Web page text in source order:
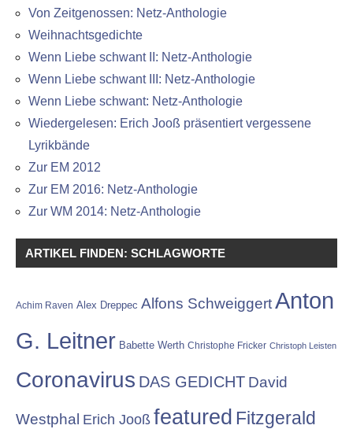
Von Zeitgenossen: Netz-Anthologie
Weihnachtsgedichte
Wenn Liebe schwant II: Netz-Anthologie
Wenn Liebe schwant III: Netz-Anthologie
Wenn Liebe schwant: Netz-Anthologie
Wiedergelesen: Erich Jooß präsentiert vergessene
Lyrikbände
Zur EM 2012
Zur EM 2016: Netz-Anthologie
Zur WM 2014: Netz-Anthologie
ARTIKEL FINDEN: SCHLAGWORTE
Achim Raven Alex Dreppec Alfons SchweiggertAnton
G. Leitner Babette Werth Christophe Fricker Christoph Leisten
Coronavirus DAS GEDICHT David
Westphal Erich Jooß featured Fitzgerald